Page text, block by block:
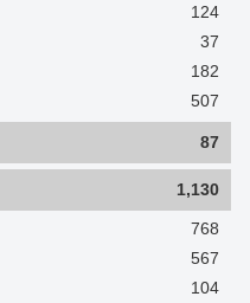
124
37
182
507
87
1,130
768
567
104